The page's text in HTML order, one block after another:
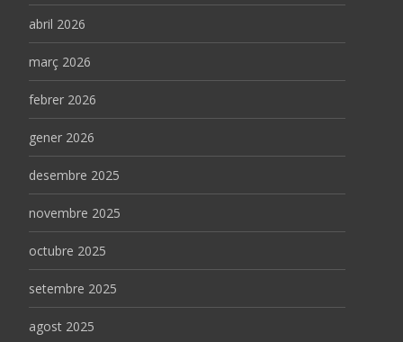
abril 2026
març 2026
febrer 2026
gener 2026
desembre 2025
novembre 2025
octubre 2025
setembre 2025
agost 2025